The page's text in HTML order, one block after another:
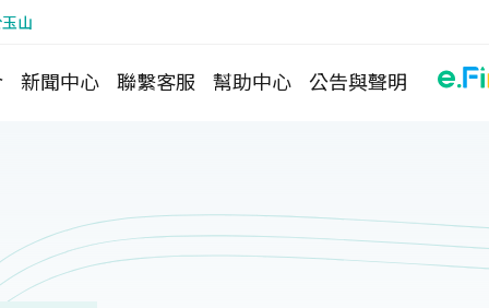
山
新聞中心 聯繫客服 幫助中心 公告與聲明